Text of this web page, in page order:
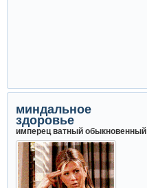
миндальное
здоровье
имперец ватный обыкновенный